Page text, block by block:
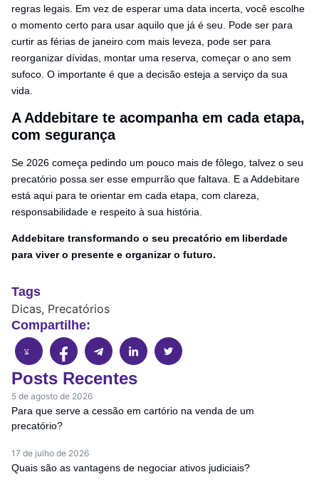
regras legais. Em vez de esperar uma data incerta, você escolhe
o momento certo para usar aquilo que já é seu. Pode ser para
curtir as férias de janeiro com mais leveza, pode ser para
reorganizar dívidas, montar uma reserva, começar o ano sem
sufoco. O importante é que a decisão esteja a serviço da sua
vida.
A Addebitare te acompanha em cada etapa,
com segurança
Se 2026 começa pedindo um pouco mais de fôlego, talvez o seu
precatório possa ser esse empurrão que faltava. E a Addebitare
está aqui para te orientar em cada etapa, com clareza,
responsabilidade e respeito à sua história.
Addebitare transformando o seu precatório em liberdade
para viver o presente e organizar o futuro.
Tags
Dicas, Precatórios
Compartilhe:
Posts Recentes
5 de agosto de 2026
Para que serve a cessão em cartório na venda de um
precatório?
17 de julho de 2026
Quais são as vantagens de negociar ativos judiciais?